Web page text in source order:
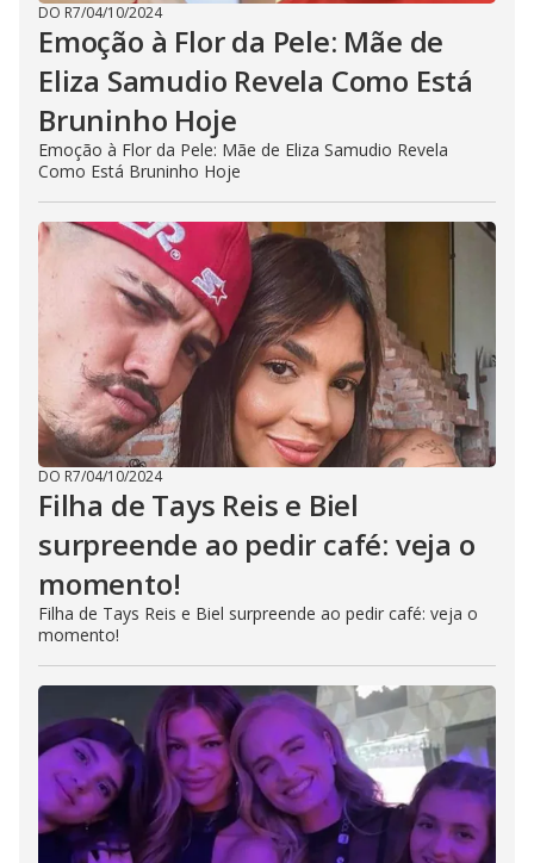
DO R7/04/10/2024
Emoção à Flor da Pele: Mãe de
Eliza Samudio Revela Como Está
Bruninho Hoje
Emoção à Flor da Pele: Mãe de Eliza Samudio Revela
Como Está Bruninho Hoje
DO R7/04/10/2024
Filha de Tays Reis e Biel
surpreende ao pedir café: veja o
momento!
Filha de Tays Reis e Biel surpreende ao pedir café: veja o
momento!